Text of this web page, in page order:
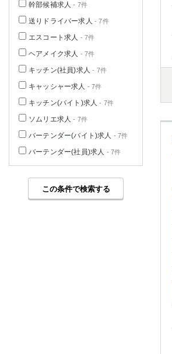
幹部候補求人 - 7件
送りドライバー求人 - 7件
エスコート求人 - 7件
ヘアメイク求人 - 7件
キッチン(社員)求人 - 7件
キャッシャー求人 - 7件
キッチン(バイト)求人 - 7件
ソムリエ求人 - 7件
バーテンダー(バイト)求人 - 7件
バーテンダー(社員)求人 - 7件
この条件で検索する